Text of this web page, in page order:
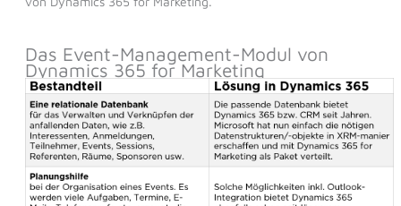
Das Event-Management-Modul von
Dynamics 365 for Marketing